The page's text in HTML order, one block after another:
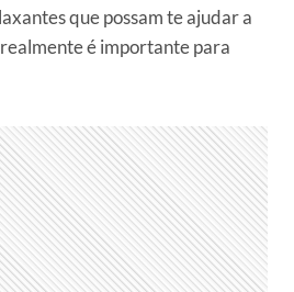
que possam te ajudar a
é importante para